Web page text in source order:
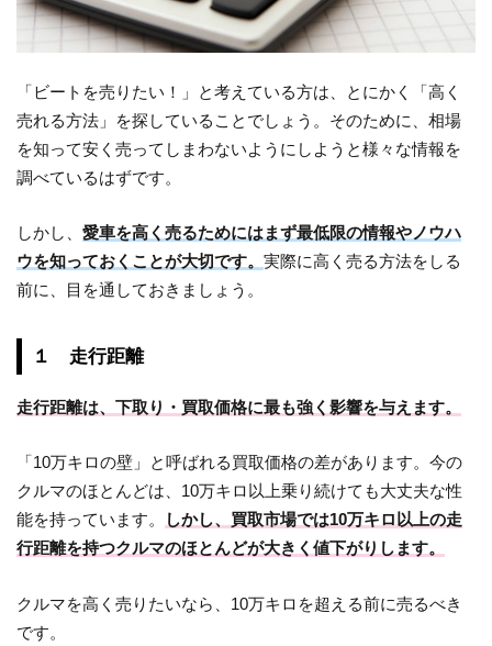
「ビートを売りたい！」と考えている方は、とにかく「高く
売れる方法」を探していることでしょう。そのために、相場
を知って安く売ってしまわないようにしようと様々な情報を
調べているはずです。
しかし、愛車を高く売るためにはまず最低限の情報やノウハ
ウを知っておくことが大切です。実際に高く売る方法をしる
前に、目を通しておきましょう。
１ 走行距離
走行距離は、下取り・買取価格に最も強く影響を与えます。
「10万キロの壁」と呼ばれる買取価格の差があります。今の
クルマのほとんどは、10万キロ以上乗り続けても大丈夫な性
能を持っています。
しかし、買取市場では10万キロ以上の走
行距離を持つクルマのほとんどが大きく値下がりします。
クルマを高く売りたいなら、10万キロを超える前に売るべき
です。